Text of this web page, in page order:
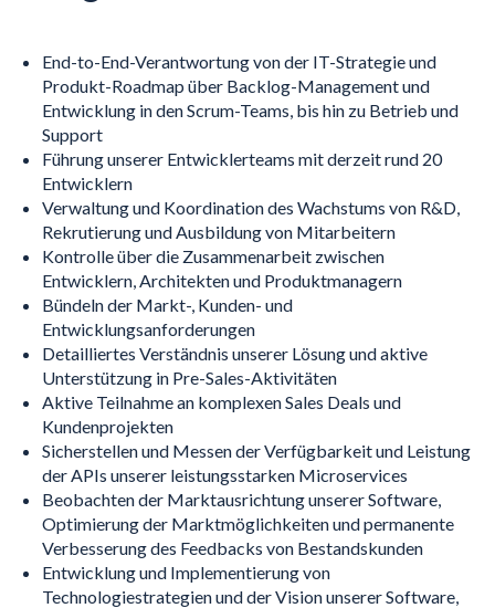
End-to-End-Verantwortung von der IT-Strategie und
Produkt-Roadmap über Backlog-Management und
Entwicklung in den Scrum-Teams, bis hin zu Betrieb und
Support
Führung unserer Entwicklerteams mit derzeit rund 20
Entwicklern
Verwaltung und Koordination des Wachstums von R&D,
Rekrutierung und Ausbildung von Mitarbeitern
Kontrolle über die Zusammenarbeit zwischen
Entwicklern, Architekten und Produktmanagern
Bündeln der Markt-, Kunden- und
Entwicklungsanforderungen
Detailliertes Verständnis unserer Lösung und aktive
Unterstützung in Pre-Sales-Aktivitäten
Aktive Teilnahme an komplexen Sales Deals und
Kundenprojekten
Sicherstellen und Messen der Verfügbarkeit und Leistung
der APIs unserer leistungsstarken Microservices
Beobachten der Marktausrichtung unserer Software,
Optimierung der Marktmöglichkeiten und permanente
Verbesserung des Feedbacks von Bestandskunden
Entwicklung und Implementierung von
Technologiestrategien und der Vision unserer Software,